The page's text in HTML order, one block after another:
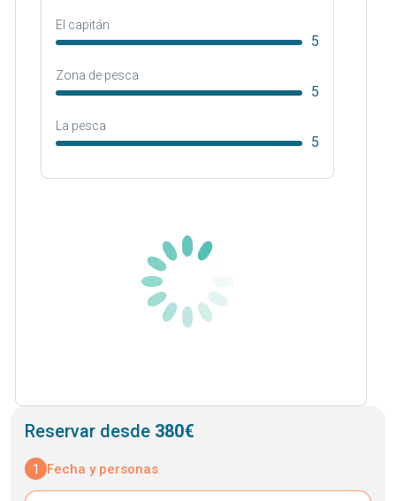
El capitán
5
Zona de pesca
5
La pesca
5
Reservar desde 380€
1 Fecha y personas